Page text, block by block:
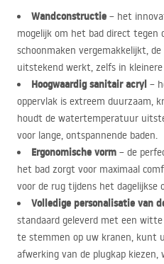
Wandconstructie – het
mogelijk om het bad direct
schoonmaken vergemakkelijkt,
uitstekend werkt, zelfs in kleinere
Hoogwaardig sanitair acryl –
oppervlak is extreem duurzaam,
houdt de watertemperatuur
voor lange, ontspannende baden.
Ergonomische vorm – de
het bad zorgt voor maximaal
voor de rug tijdens het dagelijkse
Volledige personalisatie van
standaard geleverd met een
te stemmen op uw kranen, kunt
afwerking van de plugkap kiezen,